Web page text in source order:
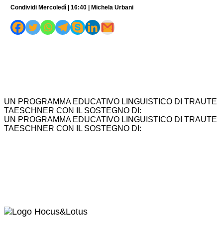
Condividi Mercoledì | 16:40 | Michela Urbani
UN PROGRAMMA EDUCATIVO LINGUISTICO DI TRAUTE
TAESCHNER CON IL SOSTEGNO DI:
UN PROGRAMMA EDUCATIVO LINGUISTICO DI TRAUTE
TAESCHNER CON IL SOSTEGNO DI: